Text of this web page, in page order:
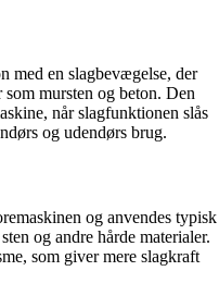
med en slagbevægelse, der
mursten og beton. Den
når slagfunktionen slås
og udendørs brug.
og anvendes typisk
og andre hårde materialer.
som giver mere slagkraft